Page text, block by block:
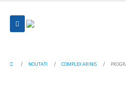
NOUTATI COMPLEX ARINIS